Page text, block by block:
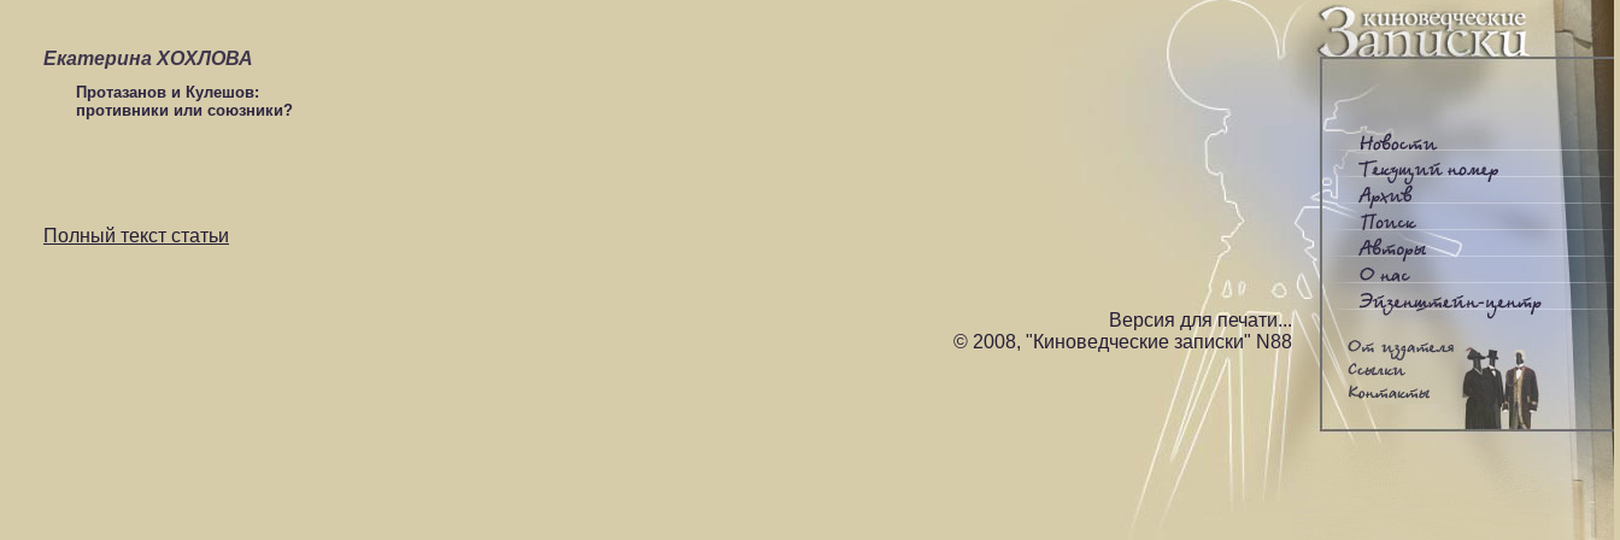
Екатерина ХОХЛОВА
Протазанов и Кулешов:
противники или союзники?
Полный текст статьи
Версия для печати...
© 2008, "Киноведческие записки" N88